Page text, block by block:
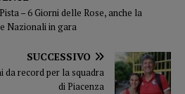
– 6 Giorni delle Rose, anche la
Nazionali in gara
SUCCESSIVO
da record per la squadra
di Piacenza